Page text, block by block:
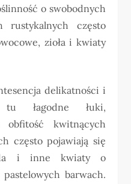
o swobodnych
rustykalnych często
zioła i kwiaty
delikatności i
tu łagodne łuki,
kwitnących
często pojawiają się
i inne kwiaty o
barwach.